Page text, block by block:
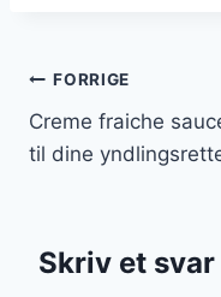
FORRIGE
Creme fraiche
til dine
Skriv et svar